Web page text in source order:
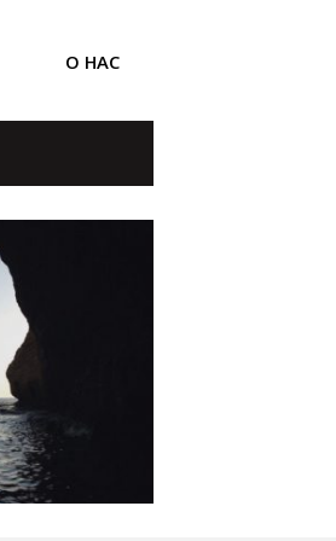
О НАС